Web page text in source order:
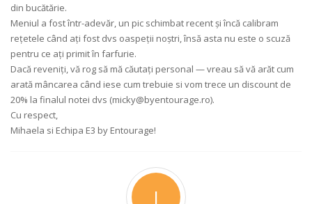
din bucătărie.
Meniul a fost într-adevăr, un pic schimbat recent și încă calibram
rețetele când ați fost dvs oaspeții noștri, însă asta nu este o scuză
pentru ce ați primit în farfurie.
Dacă reveniți, vă rog să mă căutați personal — vreau să vă arăt cum
arată mâncarea când iese cum trebuie si vom trece un discount de
20% la finalul notei dvs (micky@byentourage.ro).
Cu respect,
Mihaela si Echipa E3 by Entourage!
J